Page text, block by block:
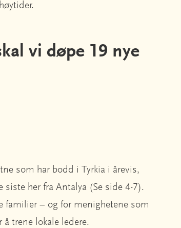
vi døpe 19 nye
som har bodd i Tyrkia i årevis,
siste her fra Antalya (Se side 4-7).
familier – og for menighetene som
trene lokale ledere.